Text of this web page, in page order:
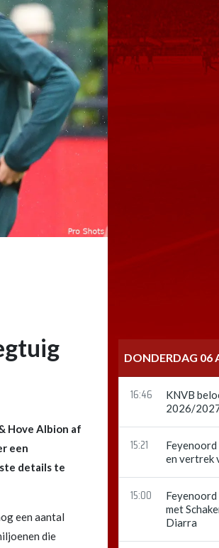
Hove Albion af
een
details te
een aantal
die
DONDERDAG 06
16:46
KNVB
2026/
15:21
en vertrek
15:00
met
Diarra